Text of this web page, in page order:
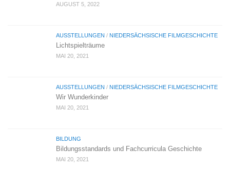
AUGUST 5, 2022
AUSSTELLUNGEN / NIEDERSÄCHSISCHE FILMGESCHICHTE
Lichtspielträume
MAI 20, 2021
AUSSTELLUNGEN / NIEDERSÄCHSISCHE FILMGESCHICHTE
Wir Wunderkinder
MAI 20, 2021
BILDUNG
Bildungsstandards und Fachcurricula Geschichte
MAI 20, 2021